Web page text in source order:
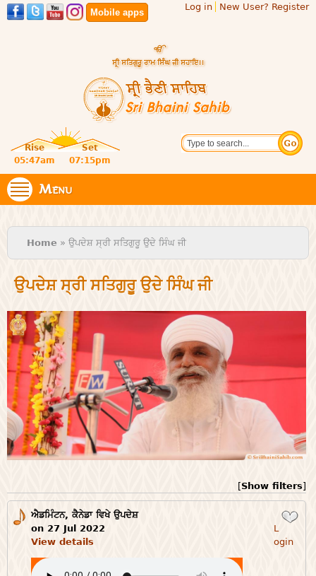
Skip to
main
Mobile apps
Log in New User? Register
Sri
Bhaini
Sahib
website
of central
religious
place for
Rise
Set
05:47am
07:15pm
Search
Menu
You are here
Home » ਉਪਦੇਸ਼ ਸ੍ਰੀ ਸਤਿਗੁਰੂ ਉਦੇ ਸਿੰਘ ਜੀ
ਉਪਦੇਸ਼ ਸ੍ਰੀ ਸਤਿਗੁਰੂ ਉਦੇ ਸਿੰਘ ਜੀ
[Show filters]
ਐਡਮਿੰਟਨ, ਕੈਨੇਡਾ ਵਿਖੇ ਉਪਦੇਸ਼
on 27 Jul 2022
View details
L
ogin